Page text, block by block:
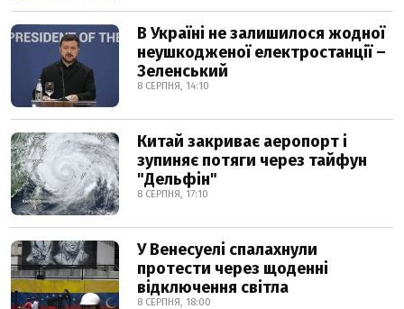
В Україні не залишилося жодної
неушкодженої електростанції –
Зеленський
8 СЕРПНЯ, 14:10
Китай закриває аеропорт і
зупиняє потяги через тайфун
"Дельфін"
8 СЕРПНЯ, 17:10
У Венесуелі спалахнули
протести через щоденні
відключення світла
8 СЕРПНЯ, 18:00